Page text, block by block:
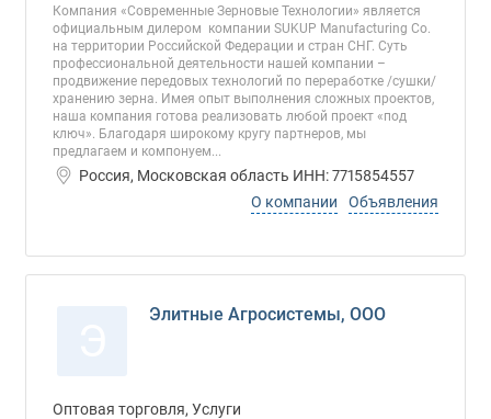
Компания «Современные Зерновые Технологии» является
официальным дилером компании SUKUP Manufacturing Co.
на территории Российской Федерации и стран СНГ. Суть
профессиональной деятельности нашей компании –
продвижение передовых технологий по переработке /сушки/
хранению зерна. Имея опыт выполнения сложных проектов,
наша компания готова реализовать любой проект «под
ключ». Благодаря широкому кругу партнеров, мы
предлагаем и компонуем...
Россия, Московская область ИНН: 7715854557
О компании
Объявления
Элитные Агросистемы, ООО
Оптовая торговля, Услуги